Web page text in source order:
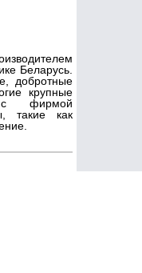
Беларусь.
добротные
крупные
с фирмой
такие как